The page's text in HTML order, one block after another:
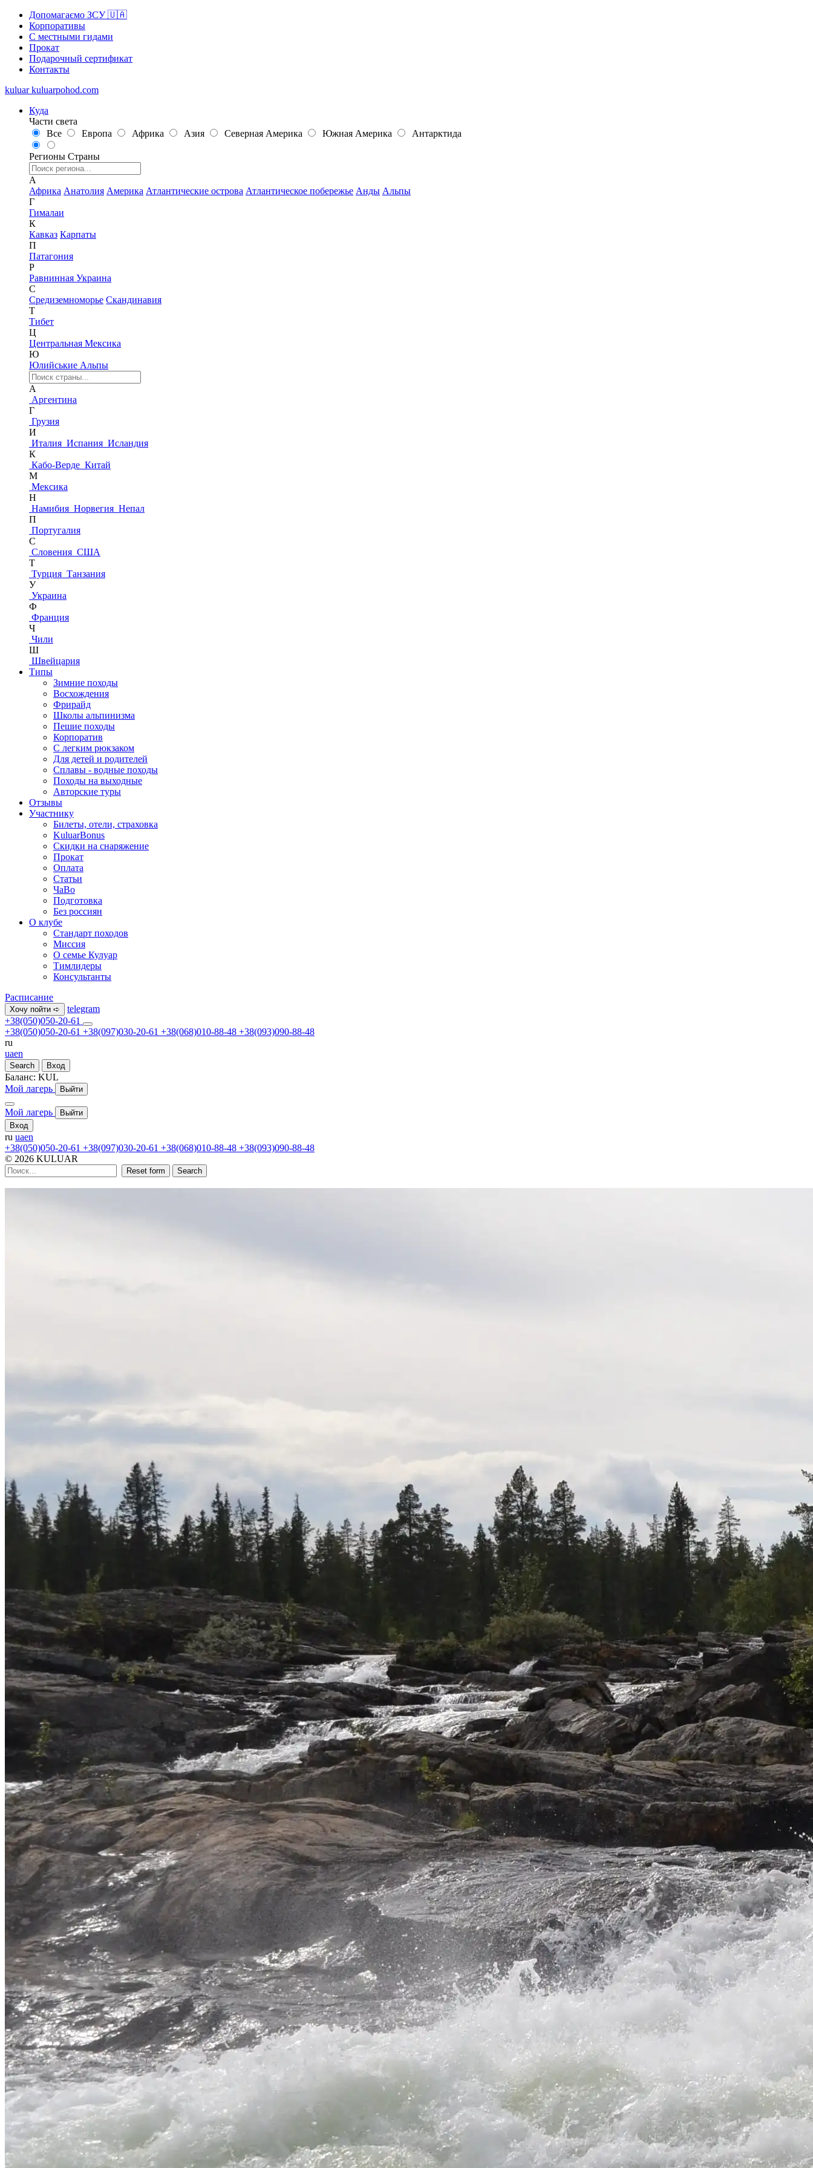
Допомагаємо ЗСУ 🇺🇦
Корпоративы
С местными гидами
Прокат
Подарочный сертификат
Контакты
kuluar kuluarpohod.com
Куда
Части света
Все
Европа Африка Азия Северная Америка Южная Америка Антарктида
Регионы Страны
А
Африка Анатолия Америка Атлантические острова Атлантическое побережье Анды Альпы
Г
Гималаи
К
Кавказ Карпаты
П
Патагония
Р
Равнинная Украина
С
Средиземноморье Скандинавия
Т
Тибет
Ц
Центральная Мексика
Ю
Юлийськие Альпы
А
Аргентина
Г
Грузия
И
Италия Испания Исландия
К
Кабо-Верде Китай
М
Мексика
Н
Намибия Норвегия Непал
П
Португалия
С
Словения США
Т
Турция Танзания
У
Украина
Ф
Франция
Ч
Чили
Ш
Швейцария
Типы
Зимние походы
Восхождения
Фрирайд
Школы альпинизма
Пешие походы
Корпоратив
С легким рюкзаком
Для детей и родителей
Сплавы - водные походы
Походы на выходные
Авторские туры
Отзывы
Участнику
Билеты, отели, страховка
KuluarBonus
Скидки на снаряжение
Прокат
Оплата
Статьи
ЧаВо
Подготовка
Без россиян
О клубе
Стандарт походов
Миссия
О семье Кулуар
Тимлидеры
Консультанты
Расписание
Хочу пойти ➪
telegram
+38(050)050-20-61
+38(050)050-20-61 +38(097)030-20-61 +38(068)010-88-48 +38(093)090-88-48
ru
uaen
Search Вход
Баланс: KUL
Мой лагерь
Выйти
Мой лагерь
Выйти
Вход
ru uaen
+38(050)050-20-61 +38(097)030-20-61 +38(068)010-88-48 +38(093)090-88-48
© 2026 KULUAR
Reset form Search